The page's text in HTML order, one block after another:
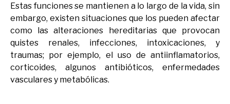
Estas funciones se mantienen a lo largo de la vida, sin
embargo, existen situaciones que los pueden afectar
como las alteraciones hereditarias que provocan
quistes renales, infecciones, intoxicaciones, y
traumas; por ejemplo, el uso de antiinflamatorios,
corticoides, algunos antibióticos, enfermedades
vasculares y metabólicas.